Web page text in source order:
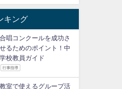
キング
合唱コンクールを成功さ
せるためのポイント！中
学校教員ガイド
行事指導
教室で使えるグループ活